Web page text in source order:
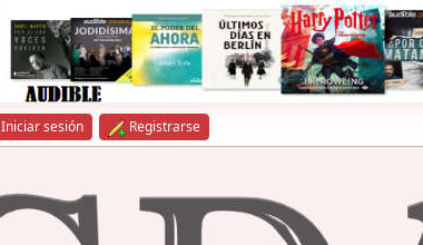
Iniciar sesión Registrarse